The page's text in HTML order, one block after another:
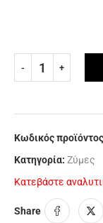
Κωδικός
Κατηγορία: Ζύμες
Κατεβάστε
Share